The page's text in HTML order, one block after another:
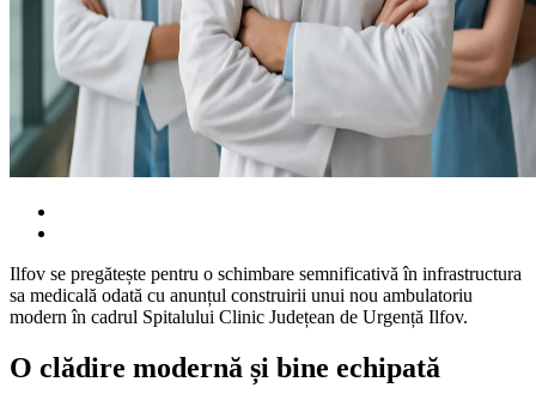
Ilfov se pregătește pentru o schimbare semnificativă în infrastructura
sa medicală odată cu anunțul construirii unui nou ambulatoriu
modern în cadrul Spitalului Clinic Județean de Urgență Ilfov.
O clădire modernă și bine echipată